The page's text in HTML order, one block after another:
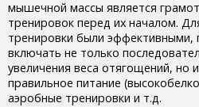
мышечной массы является
тренировок перед их началом.
тренировки были
включать не только
увеличения веса отягощений, но
правильное питание
аэробные тренировки и т.д.